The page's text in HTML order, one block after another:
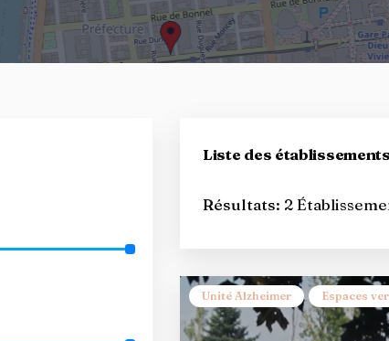
Liste des
Résultats: 2
Unité Alzheimer Espaces